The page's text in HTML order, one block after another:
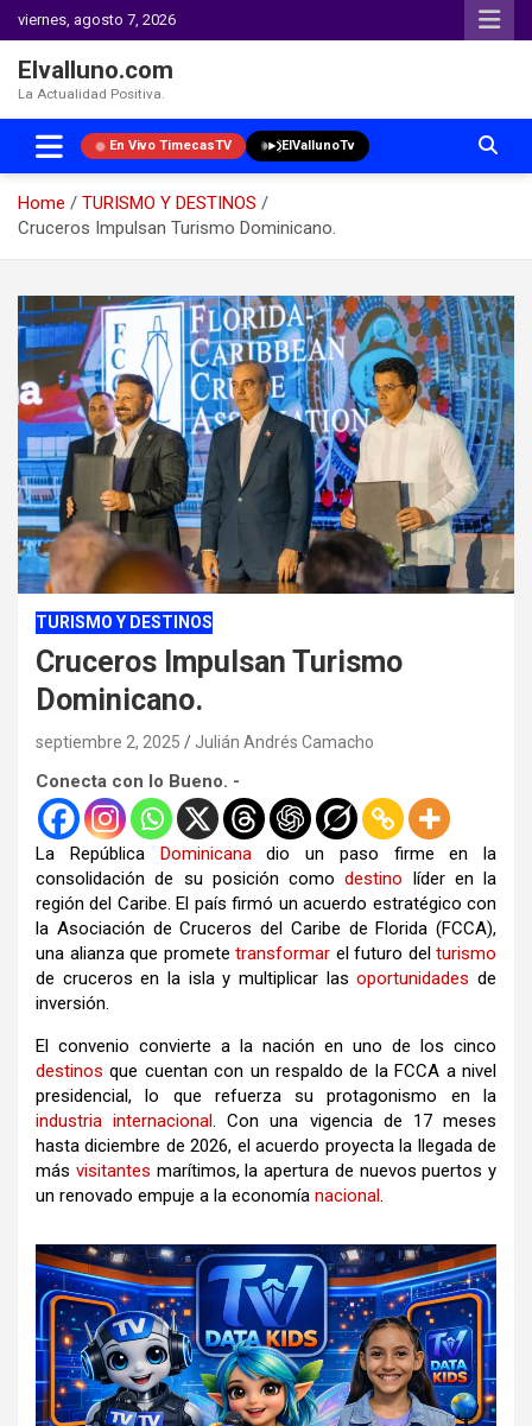
viernes, agosto 7, 2026
Elvalluno.com
La Actualidad Positiva.
En Vivo TimecasTV ElVallunoTv
Home
TURISMO Y DESTINOS
Cruceros Impulsan Turismo Dominicano.
content
TURISMO Y DESTINOS
Cruceros Impulsan Turismo
Dominicano.
septiembre 2, 2025 Julián Andrés Camacho
Conecta con lo Bueno. -
La República Dominicanadio un paso firme en la
consolidación de su posición comodestino líder en la
región del Caribe. El país firmó un acuerdo estratégico con
la Asociación de Cruceros del Caribe de Florida (FCCA),
una alianza que promete transformar el futuro del turismo
de cruceros en la isla y multiplicar lasoportunidades de
inversión.
El convenio convierte a la nación en uno de los cinco
destinos que cuentan con un respaldo de la FCCA a nivel
presidencial, lo que refuerza su protagonismo en la
industria internacional. Con una vigencia de 17 meses
hasta diciembre de 2026, el acuerdo proyecta la llegada de
más visitantes marítimos, la apertura de nuevos puertos y
un renovado empuje a la economía nacional.